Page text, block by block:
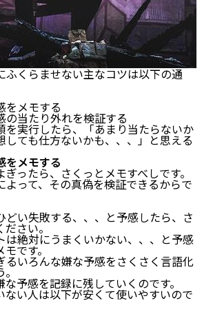
ふくらませない主なコツは以下の通
メモする
当たり外れを検証する
を実行したら、「あまり当たらないか
しても仕方ないかも、、、」と思える
メモする
ったら、さくっとメモすべしです。
よって、その真偽を検証できるからで
どい失敗する、、、と予感したら、さ
ださい。
は絶対にうまくいかない、、、と予感
です。
るいろんな嫌な予感をさくさく言語化
。
予感を記録に残していくのです。
ない人は以下が安くて使いやすいので
と当たらないと気づきはじめると勇気
ない
感は想像以上に起こらない
：嫌な予感は当たらないんですか？
：良い予感よりも、嫌な予感を大きく
なぜ？
にふくらませないコツ